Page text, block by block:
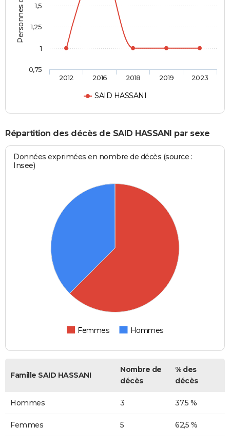
SAID HASSANI
2012 2016 2018 2019 2023
0,75
1
1,25
1,5
Répartition des décès de SAID HASSANI par sexe
Données exprimées en nombre de décès (source :
Insee)
Femmes Hommes
Famille SAID HASSANI
Nombre de
décès
% des
décès
Hommes 3 37,5 %
Femmes 5 62,5 %